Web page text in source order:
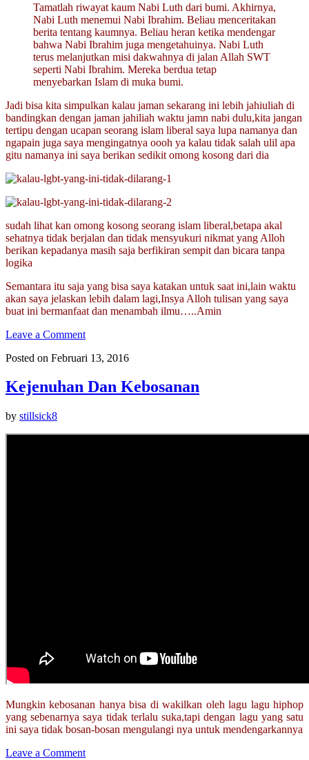
Tamatlah riwayat kaum Nabi Luth dari bumi. Akhirnya,
Nabi Luth menemui Nabi Ibrahim. Beliau menceritakan
berita tentang kaumnya. Beliau heran ketika mendengar
bahwa Nabi Ibrahim juga mengetahuinya. Nabi Luth
terus melanjutkan misi dakwahnya di jalan Allah SWT
seperti Nabi Ibrahim. Mereka berdua tetap
menyebarkan Islam di muka bumi.
Jadi bisa kita simpulkan kalau jaman sekarang ini lebih jahiuliah di
bandingkan dengan jaman jahiliah waktu jamn nabi dulu,kita jangan
tertipu dengan ucapan seorang islam liberal saya lupa namanya dan
ngapain juga saya mengingatnya oooh ya kalau tidak salah ulil apa
gitu namanya ini saya berikan sedikit omong kosong dari dia
sudah lihat kan omong kosong seorang islam liberal,betapa akal
sehatnya tidak berjalan dan tidak mensyukuri nikmat yang Alloh
berikan kepadanya masih saja berfikiran sempit dan bicara tanpa
logika
Semantara itu saja yang bisa saya katakan untuk saat ini,lain waktu
akan saya jelaskan lebih dalam lagi,Insya Alloh tulisan yang saya
buat ini bermanfaat dan menambah ilmu…..Amin
Leave a Comment
Posted on Februari 13, 2016
Kejenuhan Dan Kebosanan
by stillsick8
Mungkin kebosanan hanya bisa di wakilkan oleh lagu lagu hiphop
yang sebenarnya saya tidak terlalu suka,tapi dengan lagu yang satu
ini saya tidak bosan-bosan mengulangi nya untuk mendengarkannya
Leave a Comment